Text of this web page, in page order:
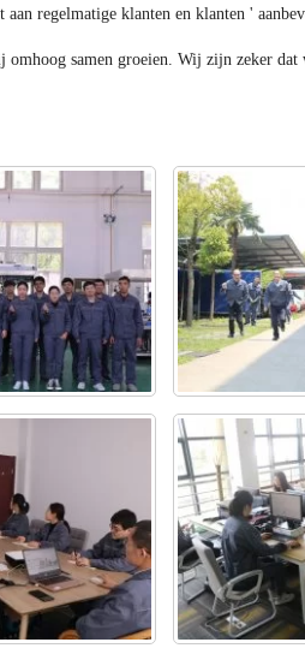
regelmatige klanten en klanten '
samen groeien. Wij zijn zeker